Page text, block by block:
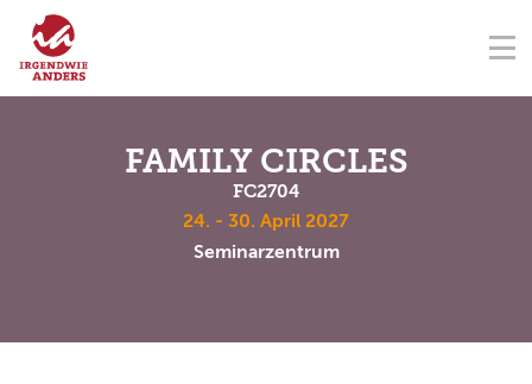
NAVIGATION ÜBERSPRINGEN
ÜBER UNS
AKADEMIE
FAMILY CIRCLES
FC2704
24. - 30. April 2027
Seminarzentrum